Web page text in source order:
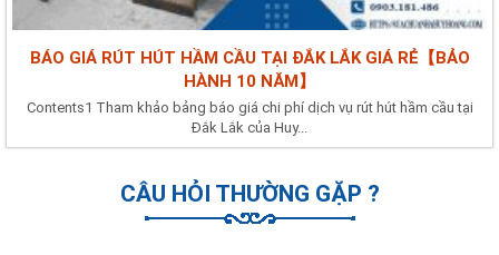
BÁO GIÁ RÚT HÚT HẦM CẦU TẠI ĐẮK LẮK GIÁ RẺ【BẢO
HÀNH 10 NĂM】
Contents1 Tham khảo bảng báo giá chi phí dịch vụ rút hút hầm cầu tại
Đắk Lắk của Huy...
CÂU HỎI THƯỜNG GẶP ?